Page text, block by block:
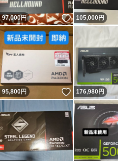
97,000円 いいね！
105,000円
95,800円 いいね！
176,980円